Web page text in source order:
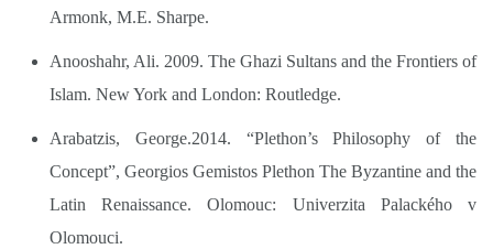
Armonk, M.E. Sharpe.
Anooshahr, Ali. 2009. The Ghazi Sultans and the Frontiers of
Islam. New York and London: Routledge.
Arabatzis, George.2014. “Plethon’s Philosophy of the
Concept”, Georgios Gemistos Plethon The Byzantine and the
Latin Renaissance. Olomouc: Univerzita Palackého v
Olomouci.